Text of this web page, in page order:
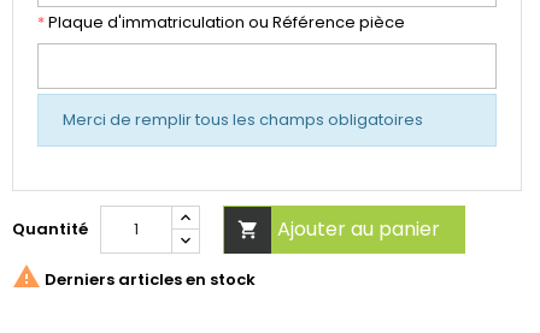
*Plaque d'immatriculation ou Référence pièce
Merci de remplir tous les champs obligatoires
Quantité  Ajouter au panier
 Derniers articles en stock